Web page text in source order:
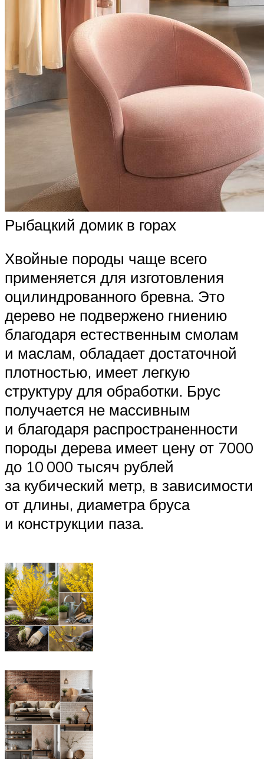
Рыбацкий домик в горах
Хвойные породы чаще всего
применяется для изготовления
оцилиндрованного бревна. Это
дерево не подвержено гниению
благодаря естественным смолам
и маслам, обладает достаточной
плотностью, имеет легкую
структуру для обработки. Брус
получается не массивным
и благодаря распространенности
породы дерева имеет цену от 7000
до 10 000 тысяч рублей
за кубический метр, в зависимости
от длины, диаметра бруса
и конструкции паза.